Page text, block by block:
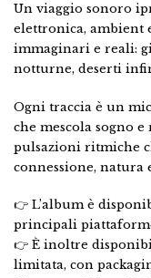
Un viaggio sonoro
elettronica, ambient
immaginari e reali:
notturne, deserti
Ogni traccia è un
che mescola sogno
pulsazioni ritmiche
connessione, natura
👉 L’album è
principali
👉 È inoltre
limitata, con